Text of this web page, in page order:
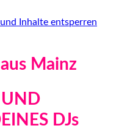
Inhalte entsperren
Mainz
UND
DJs